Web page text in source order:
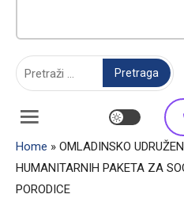
Home » OMLADINSKO
HUMANITARNIH PAKETA ZA
PORODICE